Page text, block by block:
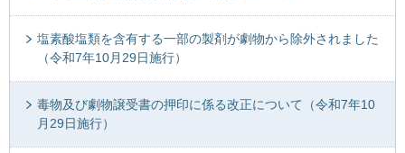
塩素酸塩類を含有する一部の製剤が劇物から除外されました
（令和7年10月29日施行）
毒物及び劇物譲受書の押印に係る改正について（令和7年10
月29日施行）